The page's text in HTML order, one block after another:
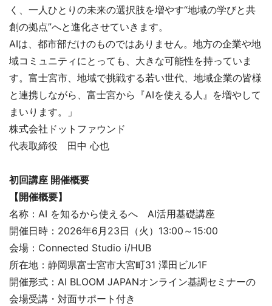
く、一人ひとりの未来の選択肢を増やす“地域の学びと共
創の拠点”へと進化させていきます。
AIは、都市部だけのものではありません。地方の企業や地
域コミュニティにとっても、大きな可能性を持っていま
す。富士宮市、地域で挑戦する若い世代、地域企業の皆様
と連携しながら、富士宮から『AIを使える人』を増やして
まいります。」
株式会社ドットファウンド
代表取締役 田中 心也
初回講座 開催概要
【開催概要】
名称：AI を知るから使えるへ AI活用基礎講座
開催日時：2026年6月23日（火）13:00～15:00
会場：Connected Studio i/HUB
所在地：静岡県富士宮市大宮町31 澤田ビル1F
開催形式：AI BLOOM JAPANオンライン基調セミナーの
会場受講・対面サポート付き